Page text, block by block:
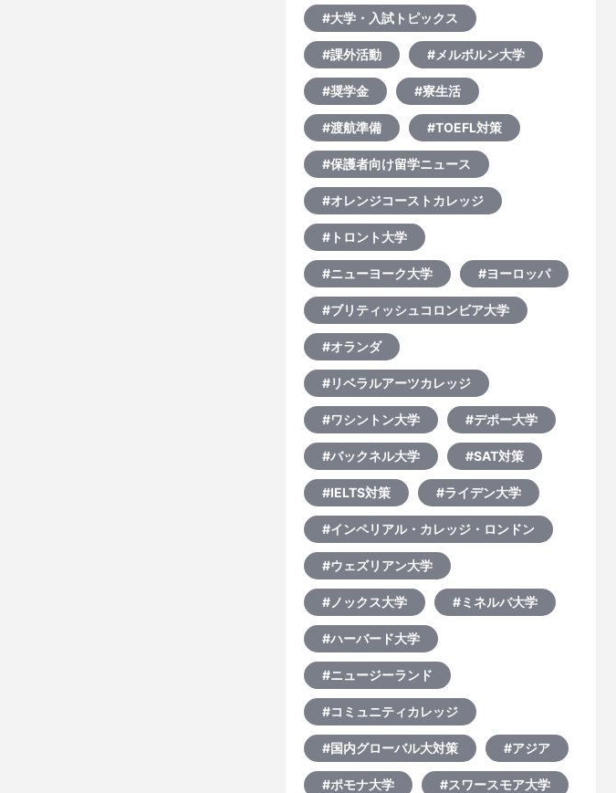
#大学・入試トピックス
#課外活動 #メルボルン大学
#奨学金 #寮生活
#渡航準備 #TOEFL対策
#保護者向け留学ニュース
#オレンジコーストカレッジ
#トロント大学
#ニューヨーク大学 #ヨーロッパ
#ブリティッシュコロンビア大学
#オランダ
#リベラルアーツカレッジ
#ワシントン大学 #デポー大学
#バックネル大学 #SAT対策
#IELTS対策 #ライデン大学
#インペリアル・カレッジ・ロンドン
#ウェズリアン大学
#ノックス大学 #ミネルバ大学
#ハーバード大学
#ニュージーランド
#コミュニティカレッジ
#国内グローバル大対策 #アジア
#ポモナ大学 #スワースモア大学